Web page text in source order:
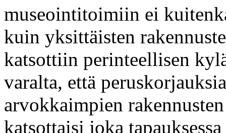
museointitoimiin ei
kuin yksittäisten
katsottiin perinteellisen
varalta, että
arvokkaimpien
katsottaisi joka